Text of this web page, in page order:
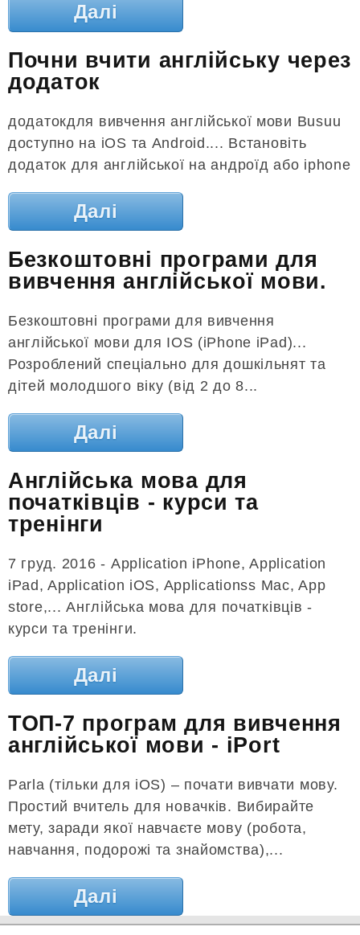
Далі
Почни вчити англійську через
додаток
додатокдля вивчення англійської мови Busuu
доступно на iOS та Android.... Встановіть
додаток для англійської на андроїд або iphone
Далі
Безкоштовні програми для
вивчення англійської мови.
Безкоштовні програми для вивчення
англійської мови для IOS (iPhone iPad)...
Розроблений спеціально для дошкільнят та
дітей молодшого віку (від 2 до 8...
Далі
Англійська мова для
початківців - курси та
тренінги
7 груд. 2016 - Application iPhone, Application
iPad, Application iOS, Applicationss Mac, App
store,... Англійська мова для початківців -
курси та тренінги.
Далі
ТОП-7 програм для вивчення
англійської мови - iPort
Parla (тільки для iOS) – почати вивчати мову.
Простий вчитель для новачків. Вибирайте
мету, заради якої навчаєте мову (робота,
навчання, подорожі та знайомства),...
Далі